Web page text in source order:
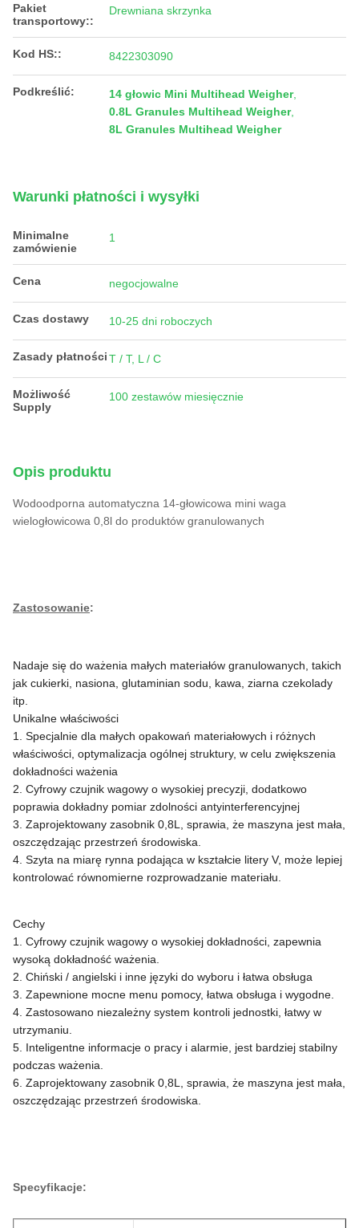
Pakiet
transportowy::
Drewniana skrzynka
Kod HS:: 8422303090
Podkreślić: 14 głowic Mini Multihead Weigher,
0.8L Granules Multihead Weigher,
8L Granules Multihead Weigher
Warunki płatności i wysyłki
Minimalne
zamówienie
1
Cena negocjowalne
Czas dostawy 10-25 dni roboczych
Zasady płatnościT / T, L / C
Możliwość
Supply
100 zestawów miesięcznie
Opis produktu
Wodoodporna automatyczna 14-głowicowa mini waga
wielogłowicowa 0,8l do produktów granulowanych
Zastosowanie:
Nadaje się do ważenia małych materiałów granulowanych, takich
jak cukierki, nasiona, glutaminian sodu, kawa, ziarna czekolady
itp.
Unikalne właściwości
1. Specjalnie dla małych opakowań materiałowych i różnych
właściwości, optymalizacja ogólnej struktury, w celu zwiększenia
dokładności ważenia
2. Cyfrowy czujnik wagowy o wysokiej precyzji, dodatkowo
poprawia dokładny pomiar zdolności antyinterferencyjnej
3. Zaprojektowany zasobnik 0,8L, sprawia, że maszyna jest mała,
oszczędzając przestrzeń środowiska.
4. Szyta na miarę rynna podająca w kształcie litery V, może lepiej
kontrolować równomierne rozprowadzanie materiału.
Cechy
1. Cyfrowy czujnik wagowy o wysokiej dokładności, zapewnia
wysoką dokładność ważenia.
2. Chiński / angielski i inne języki do wyboru i łatwa obsługa
3. Zapewnione mocne menu pomocy, łatwa obsługa i wygodne.
4. Zastosowano niezależny system kontroli jednostki, łatwy w
utrzymaniu.
5. Inteligentne informacje o pracy i alarmie, jest bardziej stabilny
podczas ważenia.
6. Zaprojektowany zasobnik 0,8L, sprawia, że maszyna jest mała,
oszczędzając przestrzeń środowiska.
Specyfikacje: